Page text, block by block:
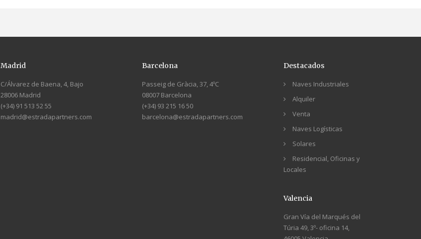
Madrid
C/Álvarez de Baena, 4, Bajo
28006 Madrid
(+34) 91 513 52 55
madrid@estradapartners.com
Barcelona
Passeig de Gràcia, 37, 4ºC
08007 Barcelona
(+34) 93 215 16 50
barcelona@estradapartners.com
Destacados
Naves Industriales
Alquiler
Venta
Naves Logísticas
Solares
Residencial, Oficinas y
Locales
Valencia
Gran Vía del Marqués del
Túria 49, 3º- oficina 14,